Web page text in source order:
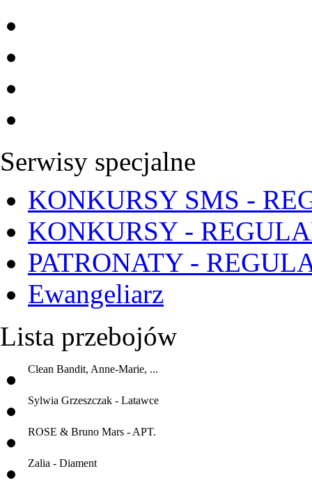
Serwisy specjalne
KONKURSY SMS -
KONKURSY -
PATRONATY -
Ewangeliarz
Lista przebojów
Clean Bandit, Anne-Marie, ...
Sylwia Grzeszczak - Latawce
ROSE & Bruno Mars - APT.
Zalia - Diament